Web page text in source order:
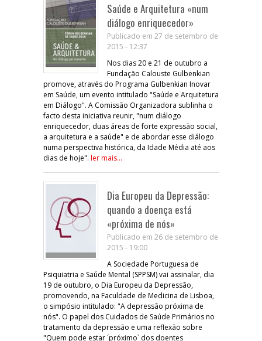
Saúde e Arquitetura «num
diálogo enriquecedor»
Publicado em 27 de setembro de
2015 - 12:37
Nos dias 20 e 21 de outubro a
Fundação Calouste Gulbenkian
promove, através do Programa Gulbenkian Inovar
em Saúde, um evento intitulado "Saúde e Arquitetura
em Diálogo". A Comissão Organizadora sublinha o
facto desta iniciativa reunir, "num diálogo
enriquecedor, duas áreas de forte expressão social,
a arquitetura e a saúde" e de abordar esse diálogo
numa perspectiva histórica, da Idade Média até aos
dias de hoje". ler mais...
Dia Europeu da Depressão:
quando a doença está
«próxima de nós»
Publicado em 26 de setembro de
2015 - 19:00
A Sociedade Portuguesa de
Psiquiatria e Saúde Mental (SPPSM) vai assinalar, dia
19 de outubro, o Dia Europeu da Depressão,
promovendo, na Faculdade de Medicina de Lisboa,
o simpósio intitulado: "A depressão próxima de
nós". O papel dos Cuidados de Saúde Primários no
tratamento da depressão e uma reflexão sobre
"Quem pode estar ´próximo` dos doentes